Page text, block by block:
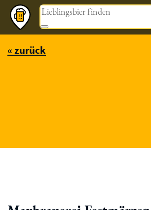
Magazin
« zurück